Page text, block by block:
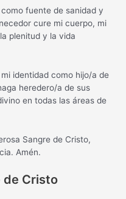
fuente de sanidad y
cure mi cuerpo, mi
plenitud y la vida
identidad como hijo/a de
heredero/a de sus
en todas las áreas de
Sangre de Cristo,
Amén.
de Cristo